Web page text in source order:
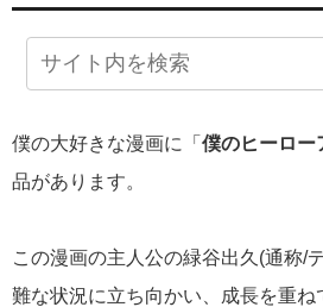
僕の大好きな漫画に「 僕のヒーロー
品があります。
この漫画の主人公の緑谷出久(通称/
難な状況に立ち向かい、成長を重ね